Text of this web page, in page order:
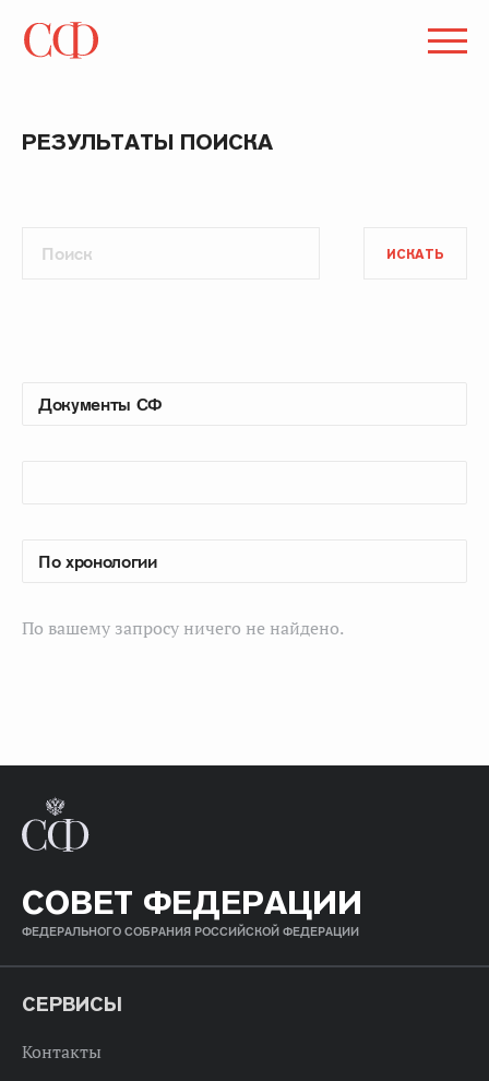
РЕЗУЛЬТАТЫ ПОИСКА
ИСКАТЬ
По вашему запросу ничего не найдено.
СОВЕТ ФЕДЕРАЦИИ
ФЕДЕРАЛЬНОГО СОБРАНИЯ РОССИЙСКОЙ ФЕДЕРАЦИИ
СЕРВИСЫ
Контакты